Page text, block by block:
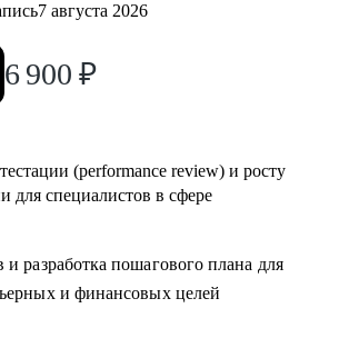
7 августа 2026
6 900 ₽
(performance review) и росту
для специалистов в сфере
разработка пошагового плана для
и финансовых целей